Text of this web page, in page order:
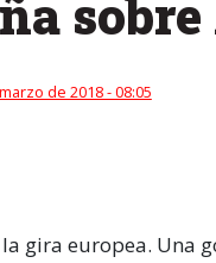
de 2018 - 08:05
gira europea. Una